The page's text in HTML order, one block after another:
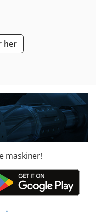
Kiefel Worms
barrierskrue,
koronaforbehandling,
FSBK med
filter,
terminal.
på stedet mulig.
her
maskiner!